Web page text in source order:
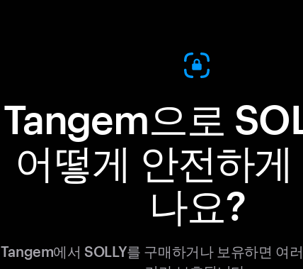
Tangem으로
어떻게 안전하게
나요?
Tangem에서 SOLLY를 구매하거나 보유하면 여